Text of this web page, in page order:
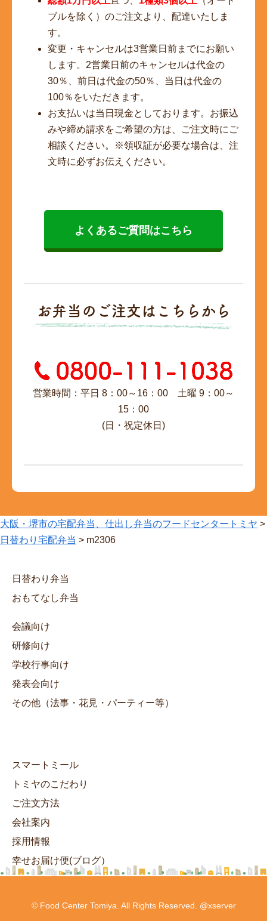
ブルを除く）のご注文より、配達いたしま
す。
変更・キャンセルは3営業日前までにお願い
します。2営業日前のキャンセルは代金の
30％、前日は代金の50％、当日は代金の
100％をいただきます。
お支払いは当日現金としております。お振込
みや締め請求をご希望の方は、ご注文時にご
相談ください。※領収証が必要な場合は、注
文時に必ずお伝えください。
よくあるご質問はこちら
お弁当のご注文はこちらから
営業時間：平日 8：00～16：00 土曜 9：00～
15：00
(日・祝定休日)
大阪・堺市の宅配弁当、仕出し弁当のフードセンタートミヤ >
日替わり宅配弁当 > m2306
日替わり弁当
おもてなし弁当
会議向け
研修向け
学校行事向け
発表会向け
その他（法事・花見・パーティー等）
スマートミール
トミヤのこだわり
ご注文方法
会社案内
採用情報
幸せお届け便(ブログ）
ヘルシーランチ
© Food Center Tomiya. All Rights Reserved. @xserver